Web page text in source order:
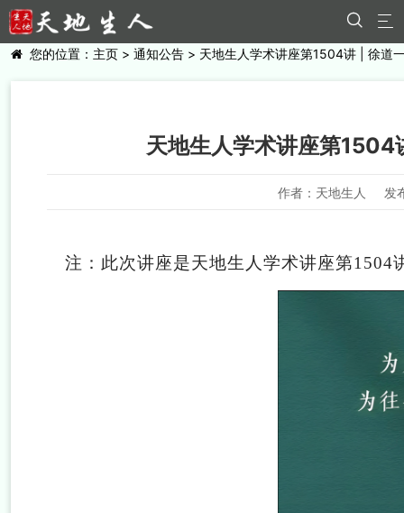


您的位置： 主页 > 通知公告 > 天地生人学术讲座第1504讲 | 徐道
天地生人学术讲座第1504
作者：天地生人 发
注：此次讲座是天地生人学术讲座第1504